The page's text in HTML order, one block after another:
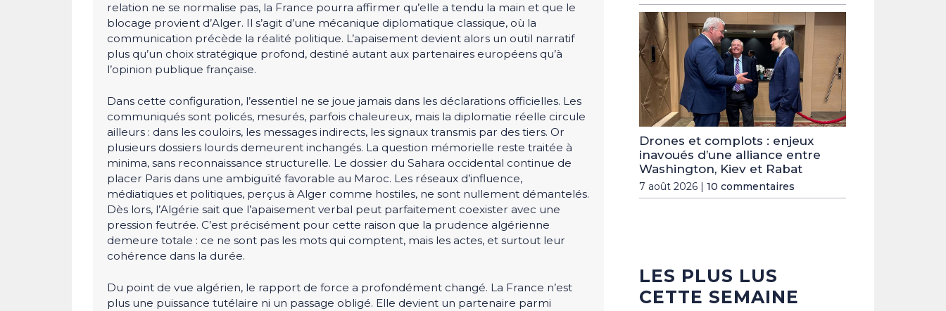
relation ne se normalise pas, la France pourra affirmer qu’elle a tendu la main et que le
blocage provient d’Alger. Il s’agit d’une mécanique diplomatique classique, où la
communication précède la réalité politique. L’apaisement devient alors un outil narratif
plus qu’un choix stratégique profond, destiné autant aux partenaires européens qu’à
l’opinion publique française.
Dans cette configuration, l’essentiel ne se joue jamais dans les déclarations officielles. Les
communiqués sont policés, mesurés, parfois chaleureux, mais la diplomatie réelle circule
ailleurs : dans les couloirs, les messages indirects, les signaux transmis par des tiers. Or
plusieurs dossiers lourds demeurent inchangés. La question mémorielle reste traitée à
minima, sans reconnaissance structurelle. Le dossier du Sahara occidental continue de
placer Paris dans une ambiguïté favorable au Maroc. Les réseaux d’influence,
médiatiques et politiques, perçus à Alger comme hostiles, ne sont nullement démantelés.
Dès lors, l’Algérie sait que l’apaisement verbal peut parfaitement coexister avec une
pression feutrée. C’est précisément pour cette raison que la prudence algérienne
demeure totale : ce ne sont pas les mots qui comptent, mais les actes, et surtout leur
cohérence dans la durée.
Du point de vue algérien, le rapport de force a profondément changé. La France n’est
plus une puissance tutélaire ni un passage obligé. Elle devient un partenaire parmi
Drones et complots : enjeux
inavoués d’une alliance entre
Washington, Kiev et Rabat
7 août 2026 | 10 commentaires
LES PLUS LUS
CETTE SEMAINE